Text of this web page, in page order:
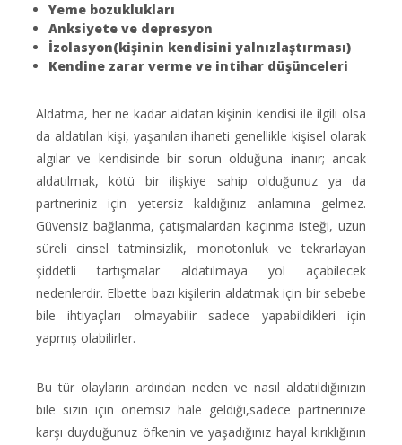
Yeme bozuklukları
Anksiyete ve depresyon
İzolasyon(kişinin kendisini yalnızlaştırması)
Kendine zarar verme ve intihar düşünceleri
Aldatma, her ne kadar aldatan kişinin kendisi ile ilgili olsa
da aldatılan kişi, yaşanılan ihaneti genellikle kişisel olarak
algılar ve kendisinde bir sorun olduğuna inanır; ancak
aldatılmak, kötü bir ilişkiye sahip olduğunuz ya da
partneriniz için yetersiz kaldığınız anlamına gelmez.
Güvensiz bağlanma, çatışmalardan kaçınma isteği, uzun
süreli cinsel tatminsizlik, monotonluk ve tekrarlayan
şiddetli tartışmalar aldatılmaya yol açabilecek
nedenlerdir. Elbette bazı kişilerin aldatmak için bir sebebe
bile ihtiyaçları olmayabilir sadece yapabildikleri için
yapmış olabilirler.
Bu tür olayların ardından neden ve nasıl aldatıldığınızın
bile sizin için önemsiz hale geldiği,sadece partnerinize
karşı duyduğunuz öfkenin ve yaşadığınız hayal kırıklığının